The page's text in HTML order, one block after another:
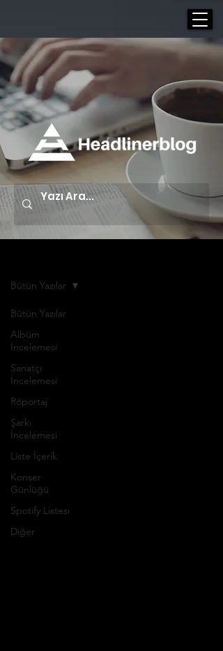
Bütün Yazılar
Albüm
İncelemesi
Sanatçı
İncelemesi
Röportaj
Şarkı
İncelemesi
Liste İçerik
Konser
Günlüğü
Spotify Listesi
Diğer
Bütün Yazılar